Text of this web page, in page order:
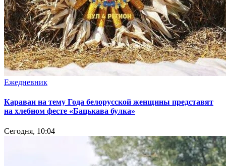
Ежедневник
Караваи на тему Года белорусской женщины представят
на хлебном фесте «Бацькава булка»
Сегодня, 10:04